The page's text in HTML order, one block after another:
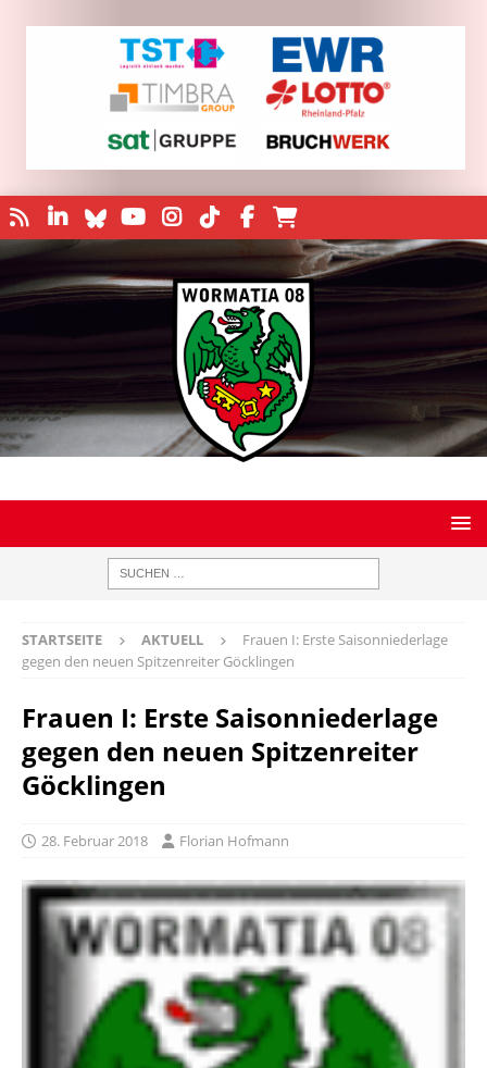
STARTSEITE AKTUELL
Frauen I: Erste Saisonniederlage
gegen den neuen Spitzenreiter Göcklingen
Frauen I: Erste Saisonniederlage
gegen den neuen Spitzenreiter
Göcklingen
28. Februar 2018 Florian Hofmann